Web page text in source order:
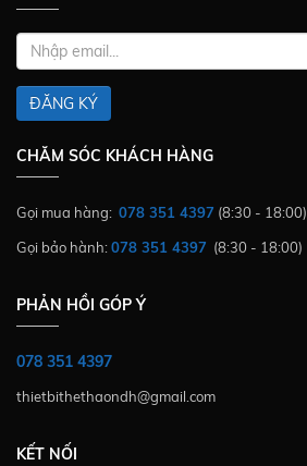
ĐĂNG KÝ
CHĂM SÓC KHÁCH HÀNG
Gọi mua hàng: 078 351 4397 (8:30 - 18:00)
Gọi bảo hành:078 351 4397 (8:30 - 18:00)
PHẢN HỒI GÓP Ý
078 351 4397
thietbithethaondh@gmail.com
KẾT NỐI